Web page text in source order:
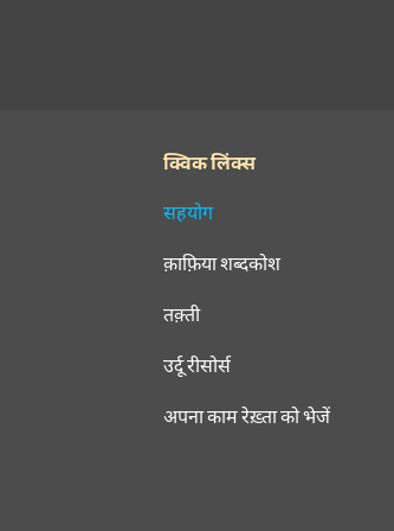
क्विक लिंक्स
सहयोग
क़ाफ़िया शब्दकोश
तक़्ती
उर्दू रीसोर्स
अपना काम रेख़्ता को भेजें